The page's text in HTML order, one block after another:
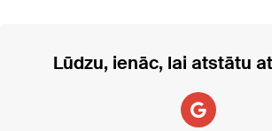
Lūdzu, ienāc, lai atstātu